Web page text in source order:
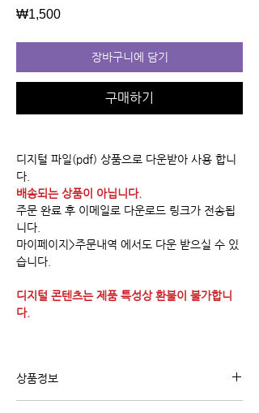
₩1,500가
장바구니에 담기
구매하기
디지털 파일(pdf) 상품으로 다운받아 사용 합니
다.
배송되는 상품이 아닙니다.
주문 완료 후 이메일로 다운로드 링크가 전송됩
니다.
마이페이지>주문내역 에서도 다운 받으실 수 있
습니다.
디지털 콘텐츠는 제품 특성상 환불이 불가합니
다.
상품정보